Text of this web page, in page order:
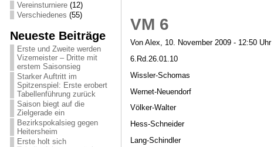
Vereinsturniere(12)
Verschiedenes (55)
Neueste Beiträge
Erste und Zweite werden
Vizemeister – Dritte mit
erstem Saisonsieg
Starker Auftritt im
Spitzenspiel: Erste erobert
Tabellenführung zurück
Saison biegt auf die
Zielgerade ein
Bezirkspokalsieg gegen
Heitersheim
Erste holt sich
VM 6
Von Alex, 10. November 2009 - 12:50 Uhr
6.Rd.26.01.10
Wissler-Schomas
Wernet-Neuendorf
Völker-Walter
Hess-Schneider
Lang-Schindler